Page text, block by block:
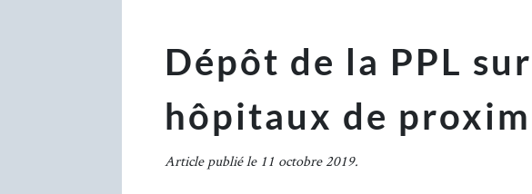
Dépôt de la PPL
hôpitaux de
Article publié le 11 octobre 2019.